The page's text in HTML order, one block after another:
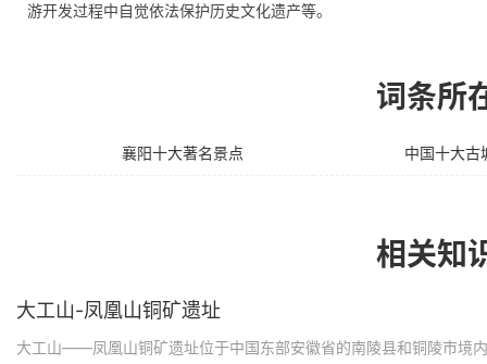
游开发过程中自觉依法保护历史文化遗产等。
词条所
襄阳十大著名景点 中国十大古
相关知
大工山-凤凰山铜矿遗址
大工山——凤凰山铜矿遗址位于中国东部安徽省的南陵县和铜陵市境